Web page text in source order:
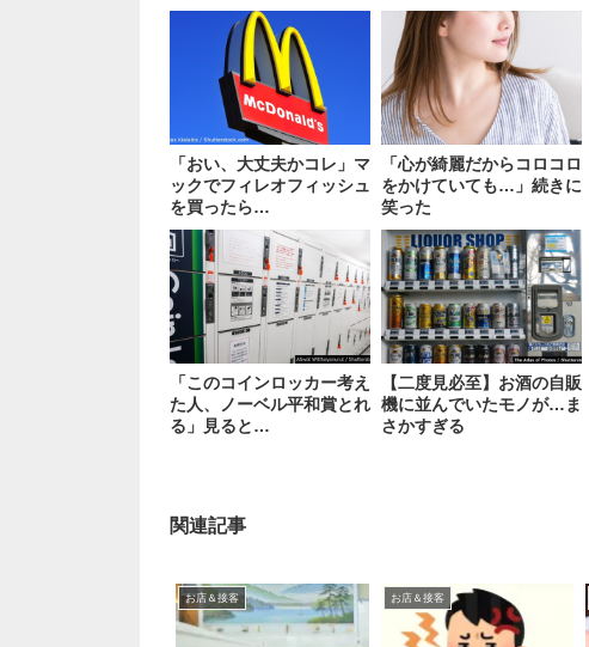
「おい、大丈夫かコレ」マ
ックでフィレオフィッシュ
を買ったら…
「心が綺麗だからコロコロ
をかけていても…」続きに
笑った
「このコインロッカー考え
た人、ノーベル平和賞とれ
る」見ると…
【二度見必至】お酒の自販
機に並んでいたモノが…ま
さかすぎる
関連記事
お店＆接客 お店＆接客